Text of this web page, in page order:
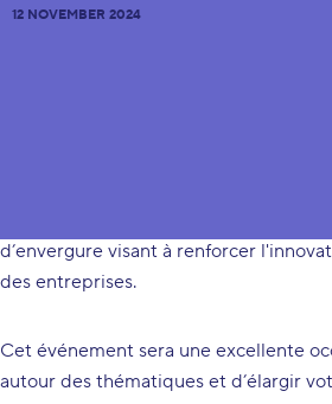
12 NOVEMBER 2024
d’envergure visant à renforcer
des entreprises.
Cet événement sera une excellente
autour des thématiques et d’élargir